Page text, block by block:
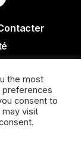
- Actualité
the most
preferences
consent to
visit